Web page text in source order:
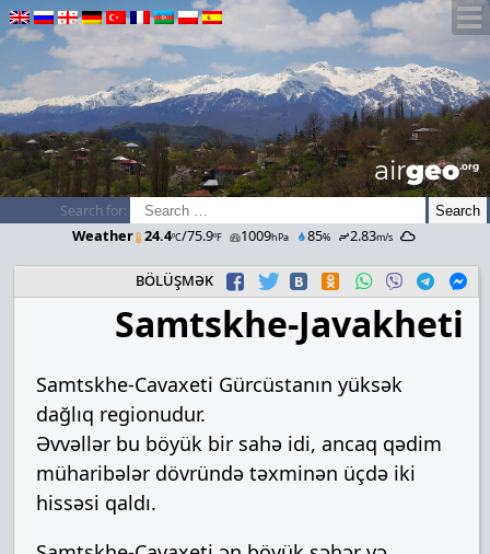
airGEO.oRg
Search for:
Weather 24.4ºC/75.9ºF 1009hPa 85% 2.83m/s
bölüşmək
Samtskhe-Javakheti
Samtskhe-Cavaxeti Gürcüstanın yüksək
dağlıq regionudur.
Əvvəllər bu böyük bir sahə idi, ancaq qədim
müharibələr dövründə təxminən üçdə iki
hissəsi qaldı.